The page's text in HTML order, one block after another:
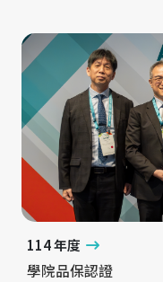
114 年度
學院品保認證